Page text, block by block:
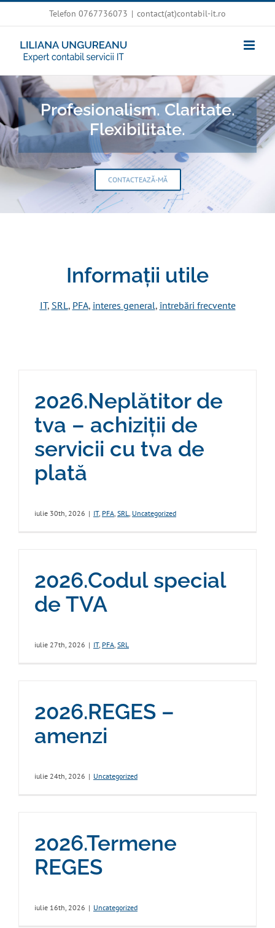
to
content
Telefon 0767736073 | contact(at)contabil-it.ro
Profesionalism. Claritate.
Flexibilitate.
CONTACTEAZĂ-MĂ
Informații utile
IT, SRL , PFA, interes general, întrebări frecvente
2026.Neplătitor de
tva – achiziții de
servicii cu tva de
plată
iulie 30th, 2026 | IT, PFA, SRL, Uncategorized
2026.Codul special
de TVA
iulie 27th, 2026 | IT, PFA, SRL
2026.REGES –
amenzi
iulie 24th, 2026 | Uncategorized
2026.Termene
REGES
iulie 16th, 2026 | Uncategorized